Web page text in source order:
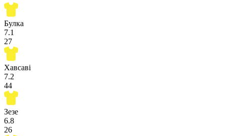
Булка
7.1
27
Хавсаві
7.2
44
Зезе
6.8
26